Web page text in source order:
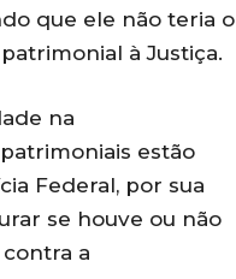
que ele não teria o
à Justiça.
na
estão
Federal, por sua
se houve ou não
a